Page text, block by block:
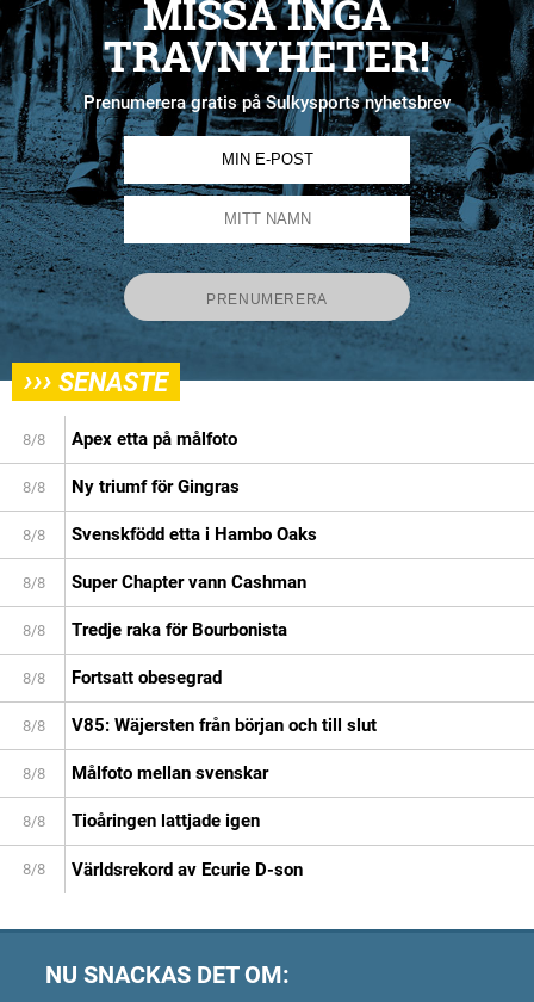
MISSA INGA
TRAVNYHETER!
Prenumerera gratis på Sulkysports nyhetsbrev
››› SENASTE
8/8 Apex etta på målfoto
8/8 Ny triumf för Gingras
8/8 Svenskfödd etta i Hambo Oaks
8/8 Super Chapter vann Cashman
8/8 Tredje raka för Bourbonista
8/8 Fortsatt obesegrad
8/8 V85: Wäjersten från början och till slut
8/8 Målfoto mellan svenskar
8/8 Tioåringen lattjade igen
8/8 Världsrekord av Ecurie D-son
NU SNACKAS DET OM: